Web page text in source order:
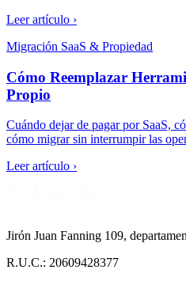
Leer artículo ›
Migración SaaS & Propiedad
Cómo Reemplazar
Propio
Cuándo dejar de pagar por SaaS,
cómo migrar sin interrumpir las
Leer artículo ›
Jirón Juan Fanning 109,
R.U.C.: 20609428377